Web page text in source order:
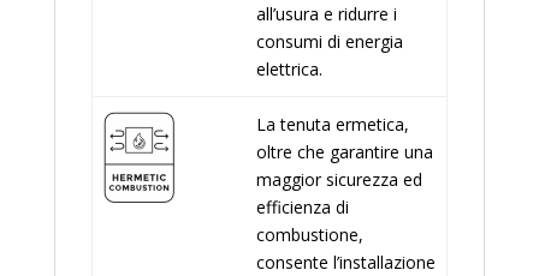
all’usura e ridurre i
consumi di energia
elettrica.
La tenuta ermetica,
oltre che garantire una
maggior sicurezza ed
efficienza di
combustione,
consente l’installazione